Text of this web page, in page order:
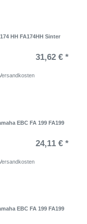
HH FA174HH Sinter
31,62 € *
EBC FA 199 FA199
24,11 € *
EBC FA 199 FA199